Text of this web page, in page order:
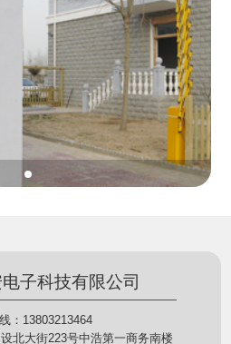
子科技有限公司
：13803213464
北大街223号中浩第一商务南楼